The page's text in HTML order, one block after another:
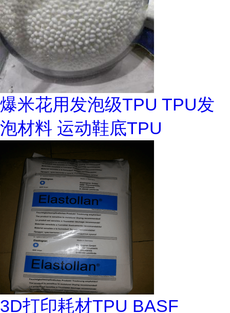
爆米花用发泡级TPU TPU发
泡材料 运动鞋底TPU
3D打印耗材TPU BASF